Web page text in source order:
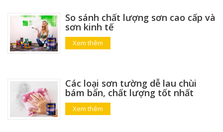
So sánh chất lượng sơn cao cấp và
sơn kinh tế
Xem thêm
Các loại sơn tường dễ lau chùi
bám bẩn, chất lượng tốt nhất
Xem thêm